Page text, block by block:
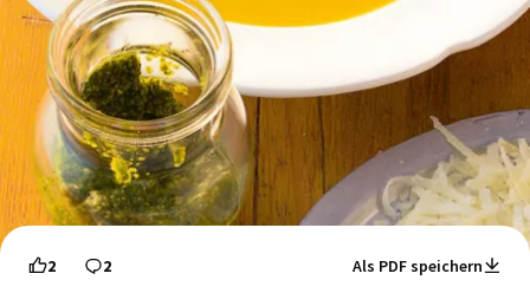
2 2 Als PDF speichern